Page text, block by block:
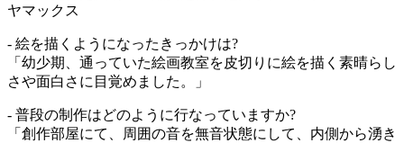
ヤマックス
- 絵を描くようになったきっかけは?
「幼少期、通っていた絵画教室を皮切りに絵を描く素晴らし
さや面白さに目覚めました。」
- 普段の制作はどのように行なっていますか?
「創作部屋にて、周囲の音を無音状態にして、内側から湧き